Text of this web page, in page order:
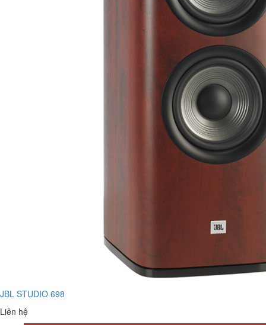
JBL STUDIO 698
Liên hệ